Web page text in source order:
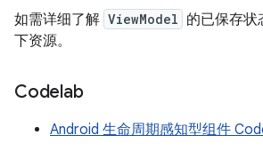
如需详细了解 ViewModel 的已保存状
下资源。
Codelab
Android 生命周期感知型组件